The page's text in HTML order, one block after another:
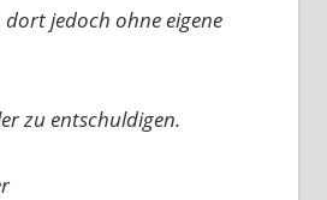
jedoch ohne eigene
zu entschuldigen.